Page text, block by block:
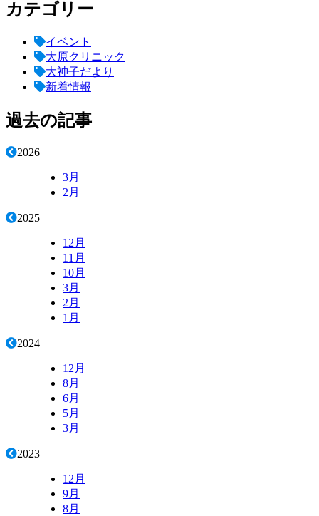
カテゴリー
イベント
大原クリニック
大神子だより
新着情報
過去の記事
2026
3月
2月
2025
12月
11月
10月
3月
2月
1月
2024
12月
8月
6月
5月
3月
2023
12月
9月
8月